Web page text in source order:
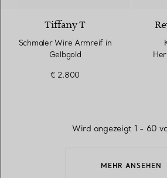
Tiffany T
Schmaler Wire Armreif in
Gelbgold
€ 2.800
MEHR ANSEHEN
Wird angezeigt 1 - 60